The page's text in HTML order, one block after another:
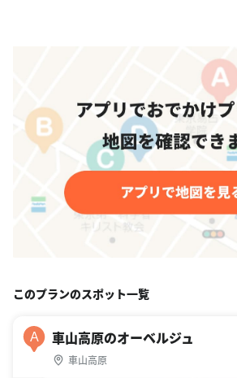
このプランのスポット一覧
A 車山高原のオーベルジュ
車山高原